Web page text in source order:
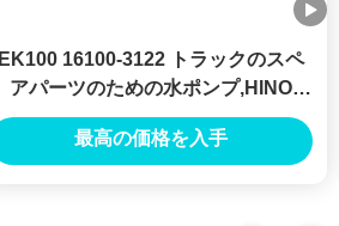
EK100 16100-3122 トラックのスペ
アパーツのための水ポンプ,HINO
Ek100 水ポンプ 16100-3122
最高の価格を入手